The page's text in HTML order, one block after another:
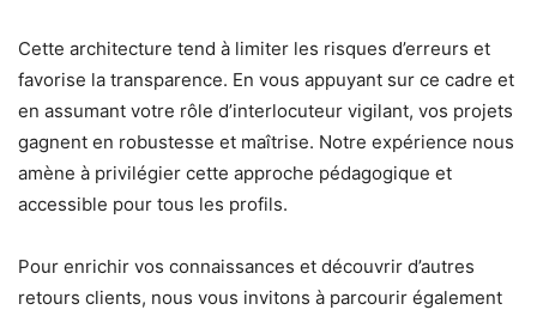
Cette architecture tend à limiter les risques d’erreurs et
favorise la transparence. En vous appuyant sur ce cadre et
en assumant votre rôle d’interlocuteur vigilant, vos projets
gagnent en robustesse et maîtrise. Notre expérience nous
amène à privilégier cette approche pédagogique et
accessible pour tous les profils.
Pour enrichir vos connaissances et découvrir d’autres
retours clients, nous vous invitons à parcourir également